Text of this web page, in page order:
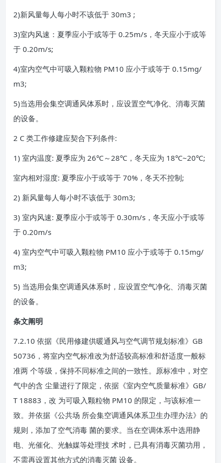
2)新风量每人每小时不该低于 30m3 ;
3)室内风速：夏季应小于或等于 0.25m/s，冬天应小于或等
于 0.20m/s;
4)室内空气中可吸入颗粒物 PM10 应小于或等于 0.15mg/
m3;
5)当选用会集空调通风体系时，应设置空气净化、消毒灭菌
的设备。
2 C 类工作修建应契合下列条件:
1) 室内温度: 夏季应为 26℃～28℃，冬天应为 18℃~20℃;
室内相对湿度: 夏季应小于或等于 70%，冬天不控制;
2) 新风量每人每小时不该低于 30m3;
3) 室内风速: 夏季应小于或等于 0.30m/s，冬天应小于或等
于 0.20m/s
4) 室内空气中可吸入颗粒物 PM10 应小于或等于 0.15mg/
m3;
5) 当选用会集空调通风体系时，应设置空气净化、消毒灭菌
的设备。
条文阐明
7.2.10 依据《民用修建供暖通风与空气调节规划标准》GB
50736，将室内空气标准改为舒适较高标准和舒适度一般标
准两 个等级，保持不同标准之间的一致性。原标准中，对空
气中的含 尘量进行了限定，依据《室内空气质量标准》GB/
T 18883，改 为可吸入颗粒物 PM10 的限定，与该标准一
致。并依据《公共场 所会集空调通风体系卫生办理办法》的
规则，添加了空气消毒 菌的要求。当在空调体系中选用静
电、光催化、光触媒等处理技 术时，已具有消毒灭菌功用，
不需再设置其他方式的消毒灭菌 设备。